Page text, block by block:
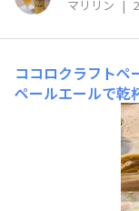
マリリン |
ココロクラフト
ペールエールで乾
いた肉じゃがど
ゃが、あごの子
浸し、納豆とと